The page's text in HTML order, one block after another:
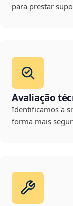
para prestar
Avaliação
Identificamos a
forma mais